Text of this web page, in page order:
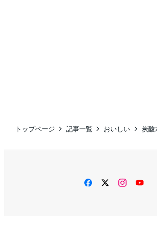
トップページ 記事一覧 おいしい 炭酸
facebooktwitter